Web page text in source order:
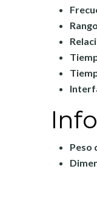
Peso